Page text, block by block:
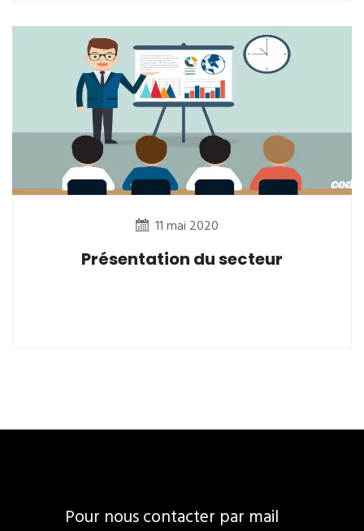
11 mai 2020
Présentation du secteur
Pour nous contacter par mail